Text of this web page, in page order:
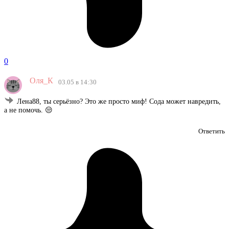
0
Оля_К 03.05 в 14:30
Лена88, ты серьёзно? Это же просто миф! Сода может навредить,
а не помочь. 😒
Ответить